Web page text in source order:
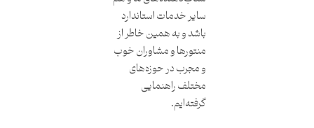
سایر خدمات استاندارد
باشد و به همین خاطر از
منتورها و مشاوران خوب
و مجرب در حوزه‌های
مختلف راهنمایی
گرفته‌ایم.